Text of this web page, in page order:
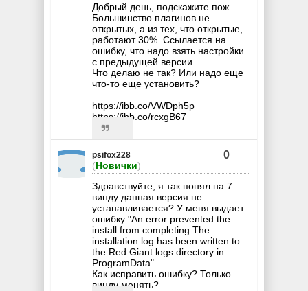
Добрый день, подскажите пож.
Большинство плагинов не
открытых, а из тех, что открытые,
работают 30%. Ссылается на
ошибку, что надо взять настройки
с предыдущей версии
Что делаю не так? Или надо еще
что-то еще установить?
https://ibb.co/VWDph5p
https://ibb.co/rcxgB67
psifox228
(Новички)
0
Здравствуйте, я так понял на 7
винду данная версия не
устанавливается? У меня выдает
ошибку "An error prevented the
install from completing.The
installation log has been written to
the Red Giant logs directory in
ProgramData"
Как исправить ошибку? Только
винду менять?